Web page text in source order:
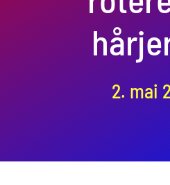
2. mai